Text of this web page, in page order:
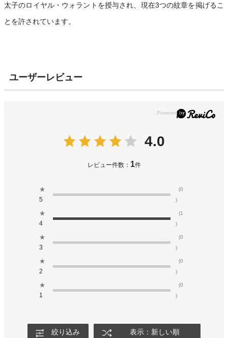
太子のロイヤル・ウォラントを授与され、現在3つの紋章を掲げるこ
とを許されています。
ユーザーレビュー
4.0
レビュー件数： 1件
★
5
(0
)
★
4
(1
)
★
3
(0
)
★
2
(0
)
★
1
(0
)
絞り込み 表示：新しい順